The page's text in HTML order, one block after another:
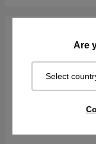
Are
Select